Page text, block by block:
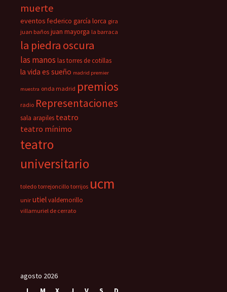
muerte
eventos federico garcía lorca gira
juan baños juan mayorga la barraca
la piedra oscura
las manos las torres de cotillas
la vida es sueño madrid premier
muestra onda madrid premios
radio Representaciones
sala arapiles teatro
teatro mínimo
teatro
universitario
toledo torrejoncillo torrijos ucm
unir utielvaldemorillo
villamuriel de cerrato
agosto 2026